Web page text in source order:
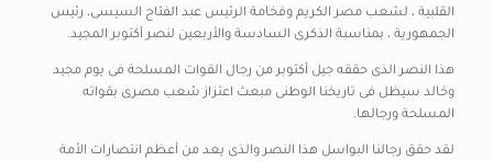
القلبية ، لشعب مصر الكريم وفخامة الرئيس عبد الفتاح السيسى، رئيس
الجمهورية ، بمناسبة الذكرى السادسة والأربعين لنصر أكتوبر المجيد.
هذا النصر الذى حققه جيل أكتوبر من رجال القوات المسلحة فى يوم مجيد
وخالد سيظل فى تاريخنا الوطنى مبعث اعتزاز شعب مصرى بقواته
المسلحة ورجالها.
لقد حقق رجالنا البواسل هذا النصر والذى يعد من أعظم انتصارات الأمة